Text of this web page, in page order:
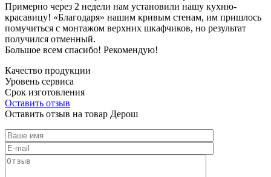
Примерно через 2 недели нам установили нашу кухню-
красавицу! «Благодаря» нашим кривым стенам, им пришлось
помучиться с монтажом верхних шкафчиков, но результат
получился отменный.
Большое всем спасибо! Рекомендую!
Качество продукции
Уровень сервиса
Срок изготовления
Оставить отзыв
Оставить отзыв на товар Дерош